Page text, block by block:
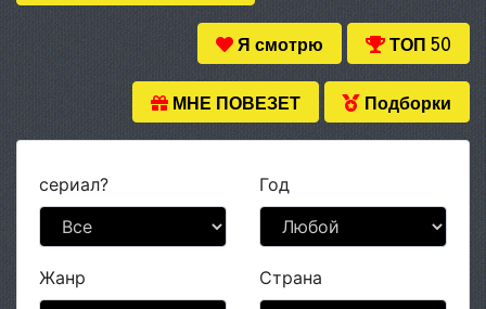
Я смотрю ТОП 50
МНЕ ПОВЕЗЕТ Подборки
сериал? Год
Жанр Страна